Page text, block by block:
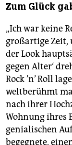
Zum Glück
„Ich war keine
großartige Zeit,
der Look
gegen Alter‘
Rock ’n’ Roll
weltberühmt
nach ihrer
Wohnung ihres
genialischen
begegnete,